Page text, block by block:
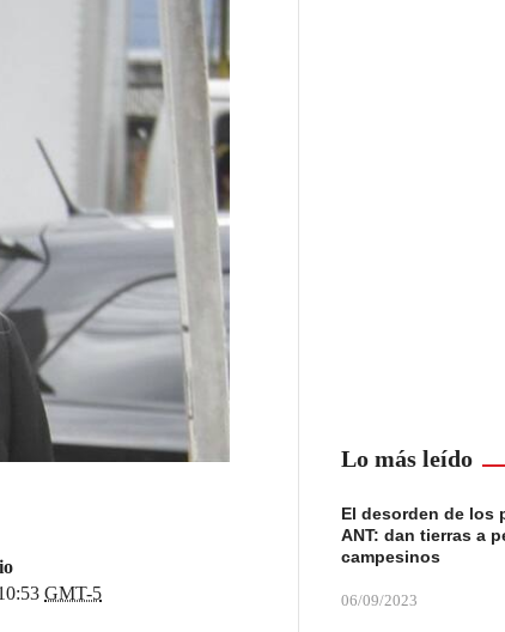
GMT-5
Lo más leído
El desorden de los
ANT: dan tierras a
campesinos
06/09/2023